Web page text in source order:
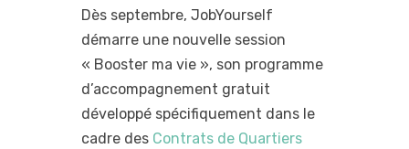
Dès septembre, JobYourself
démarre une nouvelle session
« Booster ma vie », son programme
d’accompagnement gratuit
développé spécifiquement dans le
cadre des Contrats de Quartiers